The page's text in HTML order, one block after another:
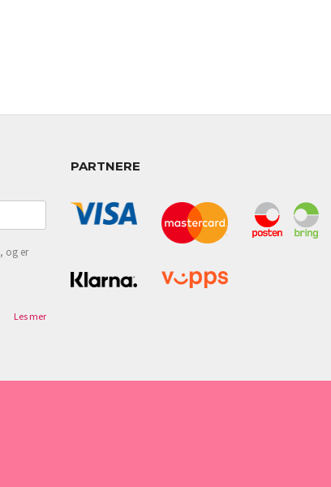
og er
Les mer
PARTNERE